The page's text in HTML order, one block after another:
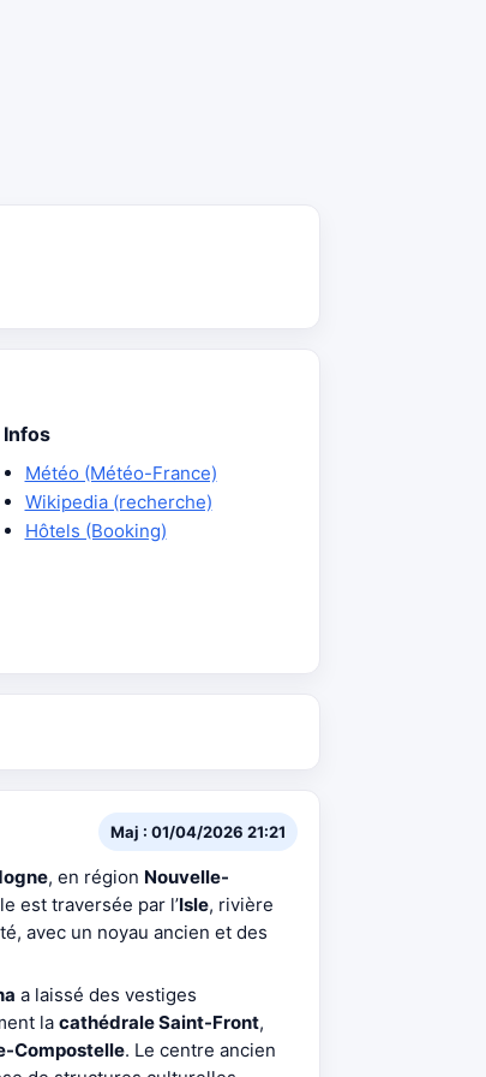
Infos
Météo (Météo-France)
Wikipedia (recherche)
Hôtels (Booking)
Maj : 01/04/2026 21:21
, en région Nouvelle-
est traversée par l’Isle, rivière
avec un noyau ancien et des
a laissé des vestiges
la cathédrale Saint-Front,
Compostelle. Le centre ancien